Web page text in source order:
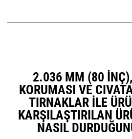
2.036 MM (80
KORUMASI VE
TIRNAKLAR ILE
KARŞILAŞTIRILAN
NASIL